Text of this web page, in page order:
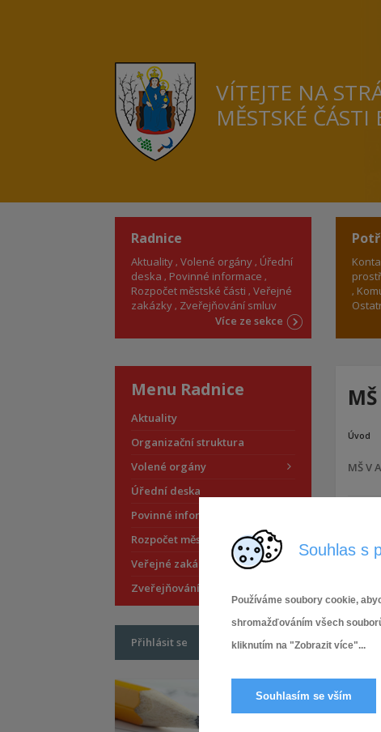
Souhlas s
Používáme soubory cookie,
shromažďováním všech
kliknutím na "Zobrazit více"...
Souhlasím se vším
VÍTEJTE NA
MĚSTSKÉ
Radnice
Aktuality Volené orgány Úřední
deska
Povinné informace
Rozpočet městské části Veřejné
zakázky Zveřejňování smluv
Více ze sekce
Úvod
MŠ V
Menu Radnice
Aktuality
Organizační struktura
Volené orgány
Úřední deska
Povinné informace
Rozpočet městské části
Veřejné zakázky
Zveřejňování smluv
Přihlásit se